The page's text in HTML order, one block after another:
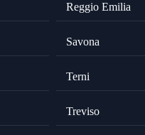
Reggio Emilia
Savona
Terni
Treviso